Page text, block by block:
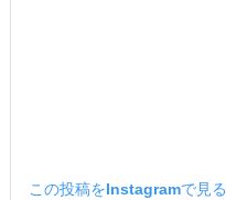
この投稿をInstagramで見る